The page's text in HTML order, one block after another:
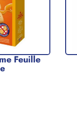
Feuille